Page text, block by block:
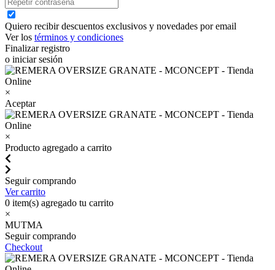
Quiero recibir descuentos exclusivos y novedades por email
Ver los términos y condiciones
Finalizar registro
o iniciar sesión
×
Aceptar
×
Producto agregado a carrito
Seguir comprando
Ver carrito
0 item(s) agregado tu carrito
×
MUTMA
Seguir comprando
Checkout